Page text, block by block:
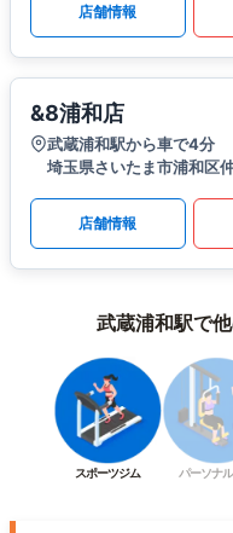
店舗情報
&8浦和店
武蔵浦和駅から車で4分
埼玉県さいたま市浦和区
店舗情報
武蔵浦和駅で
スポーツジム パーソナ